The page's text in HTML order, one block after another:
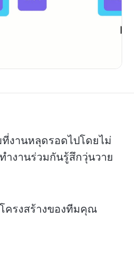
งานหลุดรอดไปโดยไม่
ำงานร่วมกันรู้สึกวุ่นวาย
ครงสร้างของทีมคุณ